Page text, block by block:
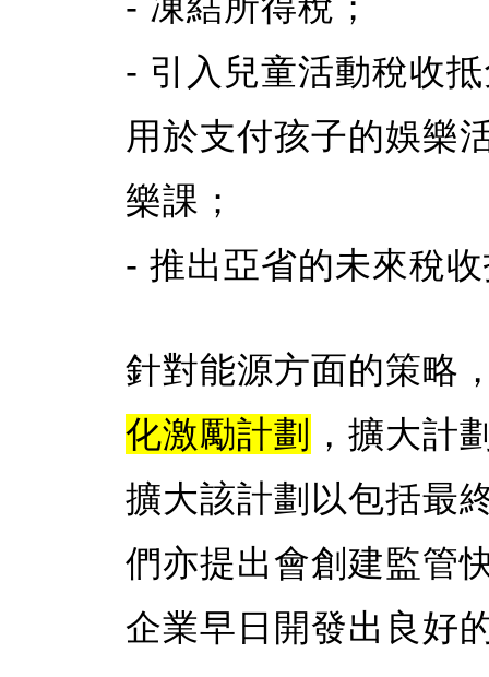
- 引入兒童活動稅收
用於支付孩子的娛樂
樂課；
- 推出亞省的未來稅
針對能源方面的策略
化激勵計劃
，擴大計
擴大該計劃以包括最
們亦提出會創建監管
企業早日開發出良好